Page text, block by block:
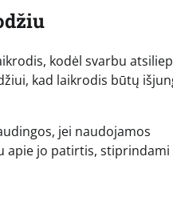
kodėl svarbu
kad laikrodis būtų
jei naudojamos
apie jo patirtis, stiprindami